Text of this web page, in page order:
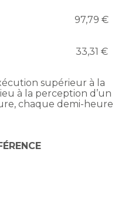
97,79 €
33,31 €
supérieur à la
à la perception d’un
chaque demi-heure